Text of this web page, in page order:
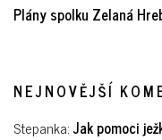
Plány spolku Zelaná
NEJNOVĚJŠÍ
Stepanka:Jak pomoci